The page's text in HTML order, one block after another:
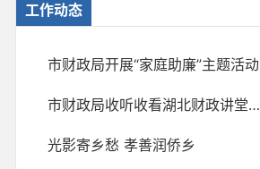
工作动态
市财政局开展“家庭助廉”主题活动
市财政局收听收看湖北财政讲堂2026年第3期干部讲坛
光影寄乡愁 孝善润侨乡